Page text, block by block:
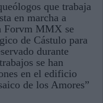
que trabaja
en marcha a
Forvm MMX se
de Cástulo para
durante
se han
en el edificio
de los Amores”